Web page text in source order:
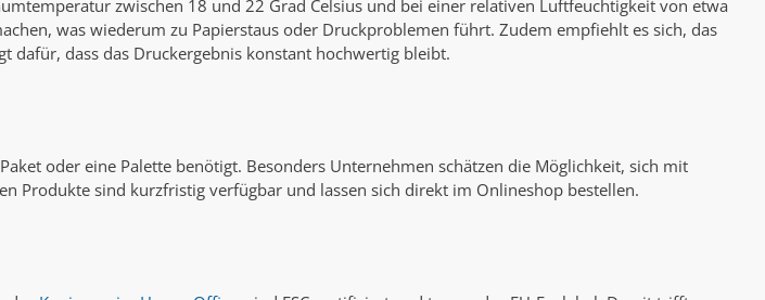
zwischen 18 und 22 Grad Celsius und bei einer relativen Luftfeuchtigkeit von etwa
was wiederum zu Papierstaus oder Druckproblemen führt. Zudem empfiehlt es sich, das
dafür, dass das Druckergebnis konstant hochwertig bleibt.
oder eine Palette benötigt. Besonders Unternehmen schätzen die Möglichkeit, sich mit
Produkte sind kurzfristig verfügbar und lassen sich direkt im Onlineshop bestellen.